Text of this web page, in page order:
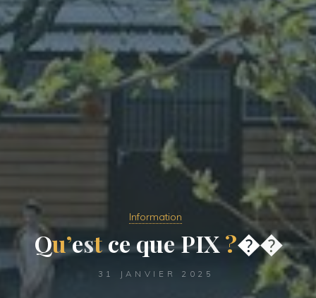
Information
Qu’estcequePIX ?
31 JANVIER 2025